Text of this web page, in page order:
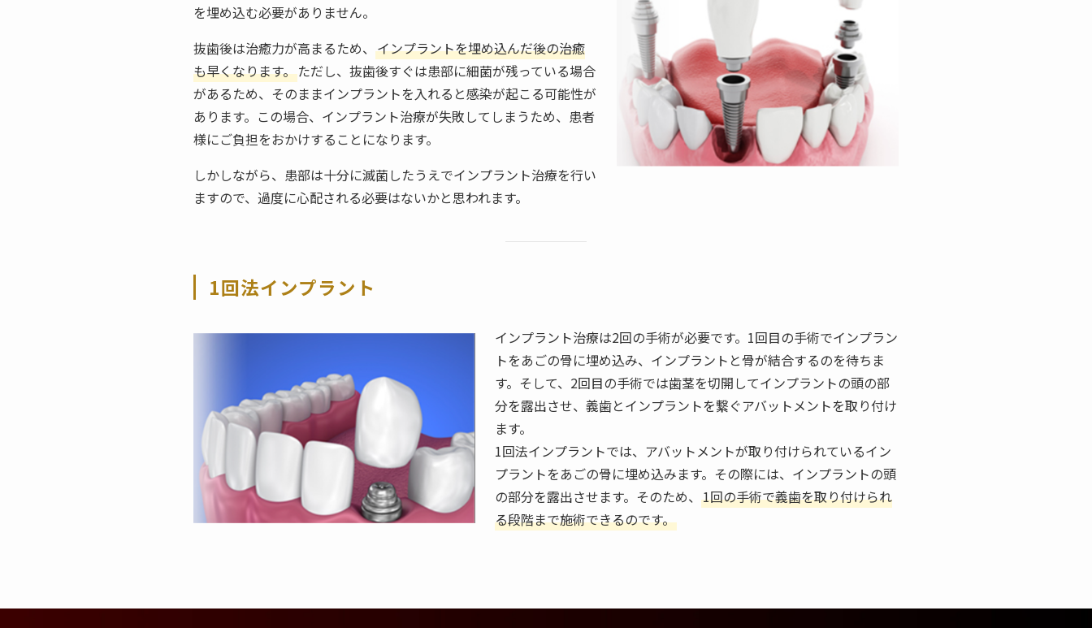
を埋め込む必要がありません。
抜歯後は治癒力が高まるため、 インプラントを埋め込んだ後の治癒
も早くなります。ただし、抜歯後すぐは患部に細菌が残っている場合
があるため、そのままインプラントを入れると感染が起こる可能性が
あります。この場合、インプラント治療が失敗してしまうため、患者
様にご負担をおかけすることになります。
しかしながら、患部は十分に滅菌したうえでインプラント治療を行い
ますので、過度に心配される必要はないかと思われます。
1回法インプラント
インプラント治療は2回の手術が必要です。1回目の手術でインプラン
トをあごの骨に埋め込み、インプラントと骨が結合するのを待ちま
す。そして、2回目の手術では歯茎を切開してインプラントの頭の部
分を露出させ、義歯とインプラントを繋ぐアバットメントを取り付け
ます。
1回法インプラントでは、アバットメントが取り付けられているイン
プラントをあごの骨に埋め込みます。その際には、インプラントの頭
の部分を露出させます。そのため、1回の手術で義歯を取り付けられ
る段階まで施術できるのです。